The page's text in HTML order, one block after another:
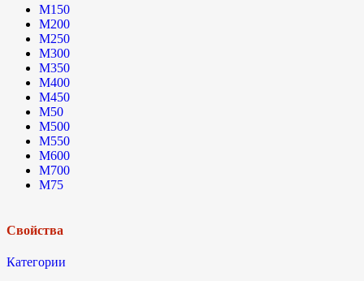
М150
М200
М250
М300
М350
М400
М450
М50
М500
М550
М600
М700
М75
Свойства
Категории